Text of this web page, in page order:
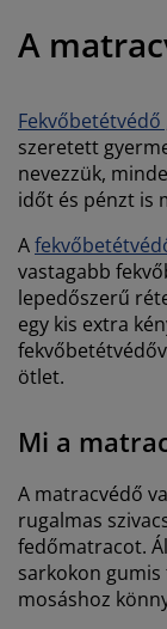
bútorok
matracok
kiegészítők
A
szeretett
nevezzük,
időt és pénzt is
A
vastagabb
lepedőszerű
egy kis extra
ötlet.
Mi a
A matracvédő
rugalmas
fedőmatracot.
sarkokon
mosáshoz